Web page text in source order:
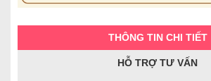
THÔNG TIN CHI TIẾT
HỖ TRỢ TƯ VẤN